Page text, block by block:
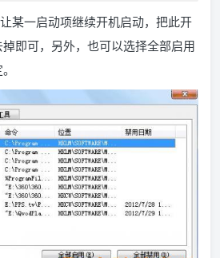
某一启动项继续开机启动，把此开
即可，另外，也可以选择全部启用